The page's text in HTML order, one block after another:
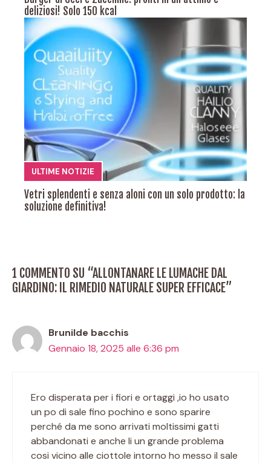
deliziosi! Solo 150 kcal
ULTIME NOTIZIE
Vetri splendenti e senza aloni con un solo prodotto: la
soluzione definitiva!
1 COMMENTO SU “ALLONTANARE LE LUMACHE DAL
GIARDINO: IL RIMEDIO NATURALE SUPER EFFICACE”
Brunilde bacchis
Gennaio 18, 2025 alle 6:36 pm
Ero disperata per i fiori e ortaggi ,io ho usato
un po di sale fino pochino e sono sparire
perché da me sono arrivati moltissimi gatti
abbandonati e anche li un grande problema
cosi vicino alle ciottole intorno ho messo il sale